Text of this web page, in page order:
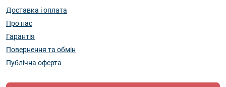
Доставка і оплата
Про нас
Гарантія
Повернення та обмін
Публічна оферта